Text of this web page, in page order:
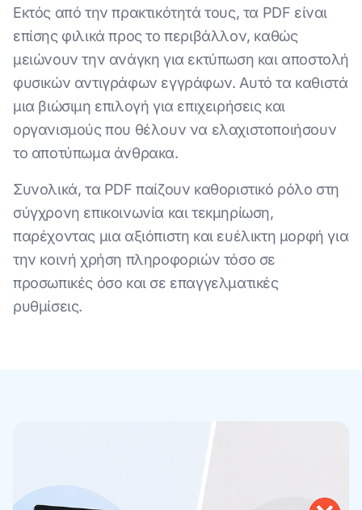
Εκτός από την πρακτικότητά τους, τα PDF είναι
επίσης φιλικά προς το περιβάλλον, καθώς
μειώνουν την ανάγκη για εκτύπωση και αποστολή
φυσικών αντιγράφων εγγράφων. Αυτό τα καθιστά
μια βιώσιμη επιλογή για επιχειρήσεις και
οργανισμούς που θέλουν να ελαχιστοποιήσουν
το αποτύπωμα άνθρακα.
Συνολικά, τα PDF παίζουν καθοριστικό ρόλο στη
σύγχρονη επικοινωνία και τεκμηρίωση,
παρέχοντας μια αξιόπιστη και ευέλικτη μορφή για
την κοινή χρήση πληροφοριών τόσο σε
προσωπικές όσο και σε επαγγελματικές
ρυθμίσεις.